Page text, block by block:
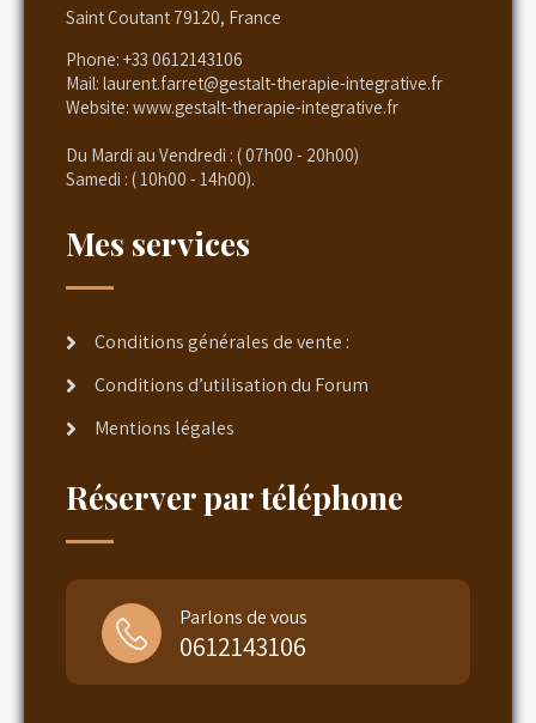
Saint Coutant 79120, France
Phone: +33 0612143106
Mail: laurent.farret@gestalt-therapie-integrative.fr
Website: www.gestalt-therapie-integrative.fr
Du Mardi au Vendredi : ( 07h00 - 20h00)
Samedi : ( 10h00 - 14h00).
Mes services
Conditions générales de vente :
Conditions d’utilisation du Forum
Mentions légales
Réserver par téléphone
Parlons de vous
0612143106